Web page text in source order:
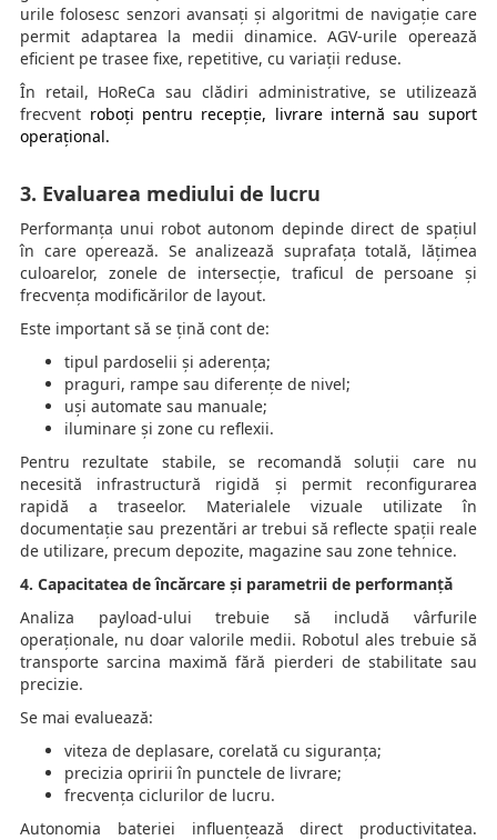
urile folosesc senzori avansați și algoritmi de navigație care
permit adaptarea la medii dinamice. AGV-urile operează
eficient pe trasee fixe, repetitive, cu variații reduse.
În retail, HoReCa sau clădiri administrative, se utilizează
frecvent roboți pentru recepție, livrare internă sau suport
operațional.
3. Evaluarea mediului de lucru
Performanța unui robot autonom depinde direct de spațiul
în care operează. Se analizează suprafața totală, lățimea
culoarelor, zonele de intersecție, traficul de persoane și
frecvența modificărilor de layout.
Este important să se țină cont de:
tipul pardoselii și aderența;
praguri, rampe sau diferențe de nivel;
uși automate sau manuale;
iluminare și zone cu reflexii.
Pentru rezultate stabile, se recomandă soluții care nu
necesită infrastructură rigidă și permit reconfigurarea
rapidă a traseelor. Materialele vizuale utilizate în
documentație sau prezentări ar trebui să reflecte spații reale
de utilizare, precum depozite, magazine sau zone tehnice.
4. Capacitatea de încărcare și parametrii de performanță
Analiza payload-ului trebuie să includă vârfurile
operaționale, nu doar valorile medii. Robotul ales trebuie să
transporte sarcina maximă fără pierderi de stabilitate sau
precizie.
Se mai evaluează:
viteza de deplasare, corelată cu siguranța;
precizia opririi în punctele de livrare;
frecvența ciclurilor de lucru.
Autonomia bateriei influențează direct productivitatea.